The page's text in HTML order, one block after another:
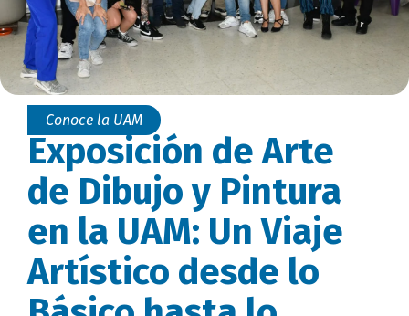
Conoce la UAM
Exposición de Arte
de Dibujo y Pintura
en la UAM: Un Viaje
Artístico desde lo